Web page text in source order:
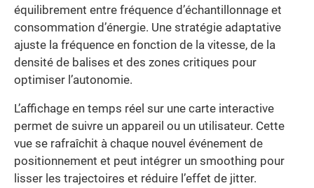
équilibrement entre fréquence d’échantillonnage et
consommation d’énergie. Une stratégie adaptative
ajuste la fréquence en fonction de la vitesse, de la
densité de balises et des zones critiques pour
optimiser l’autonomie.
L’affichage en temps réel sur une carte interactive
permet de suivre un appareil ou un utilisateur. Cette
vue se rafraîchit à chaque nouvel événement de
positionnement et peut intégrer un smoothing pour
lisser les trajectoires et réduire l’effet de jitter.